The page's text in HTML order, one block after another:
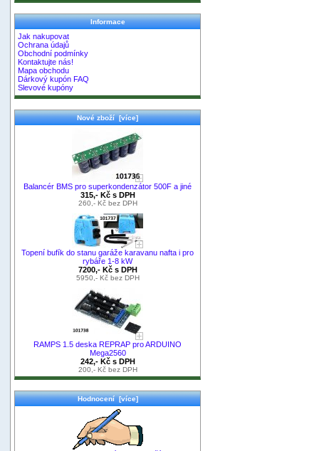
Informace
Jak nakupovat
Ochrana údajů
Obchodní podmínky
Kontaktujte nás!
Mapa obchodu
Dárkový kupón FAQ
Slevové kupóny
Nové zboží [více]
Balancér BMS pro superkondenzátor 500F a jiné
315,- Kč s DPH
260,- Kč bez DPH
Topení bufík do stanu garáže karavanu nafta i pro
rybáře 1-8 kW
7200,- Kč s DPH
5950,- Kč bez DPH
RAMPS 1.5 deska REPRAP pro ARDUINO
Mega2560
242,- Kč s DPH
200,- Kč bez DPH
Hodnocení [více]